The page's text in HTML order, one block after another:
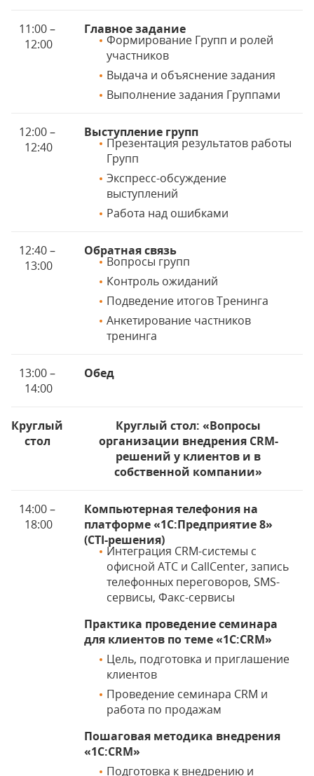
11:00 –
12:00
Главное задание
Формирование Групп и ролей
участников
Выдача и объяснение задания
Выполнение задания Группами
12:00 –
12:40
Выступление групп
Презентация результатов работы
Групп
Экспресс-обсуждение
выступлений
Работа над ошибками
12:40 –
13:00
Обратная связь
Вопросы групп
Контроль ожиданий
Подведение итогов Тренинга
Анкетирование частников
тренинга
13:00 –
14:00
Обед
Круглый
стол
Круглый стол: «Вопросы
организации внедрения CRM-
решений у клиентов и в
собственной компании»
14:00 –
18:00
Компьютерная телефония на
платформе «1С:Предприятие 8»
(CTI-решения)
Интеграция CRM-системы с
офисной АТС и СallСenter, запись
телефонных переговоров, SMS-
сервисы, Факс-сервисы
Практика проведение семинара
для клиентов по теме «1С:CRM»
Цель, подготовка и приглашение
клиентов
Проведение семинара CRM и
работа по продажам
Пошаговая методика внедрения
«1С:CRM»
Подготовка к внедрению и